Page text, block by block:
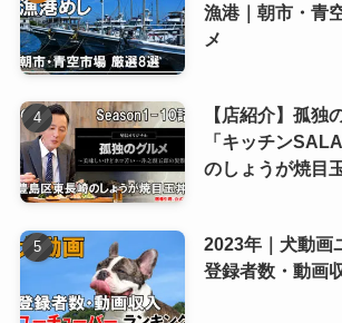
漁港｜朝市・青
メ
【店紹介】孤独
「キッチン
のしょうが焼目
2023年｜犬動画
登録者数・動画